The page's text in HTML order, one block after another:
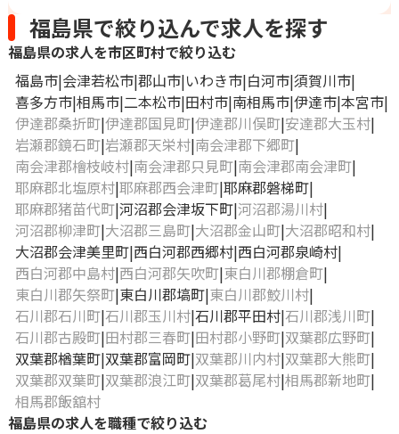
福島県で絞り込んで求人を探す
福島県の求人を市区町村で絞り込む
福島市 会津若松市 郡山市 いわき市 白河市 須賀川市
喜多方市 相馬市 二本松市 田村市 南相馬市 伊達市 本宮市
伊達郡桑折町 伊達郡国見町 伊達郡川俣町 安達郡大玉村
岩瀬郡鏡石町 岩瀬郡天栄村 南会津郡下郷町
南会津郡檜枝岐村 南会津郡只見町 南会津郡南会津町
耶麻郡北塩原村 耶麻郡西会津町 耶麻郡磐梯町
耶麻郡猪苗代町 河沼郡会津坂下町 河沼郡湯川村
河沼郡柳津町 大沼郡三島町 大沼郡金山町 大沼郡昭和村
大沼郡会津美里町 西白河郡西郷村 西白河郡泉崎村
西白河郡中島村 西白河郡矢吹町 東白川郡棚倉町
東白川郡矢祭町 東白川郡塙町 東白川郡鮫川村
石川郡石川町 石川郡玉川村 石川郡平田村 石川郡浅川町
石川郡古殿町 田村郡三春町 田村郡小野町 双葉郡広野町
双葉郡楢葉町 双葉郡富岡町 双葉郡川内村 双葉郡大熊町
双葉郡双葉町 双葉郡浪江町 双葉郡葛尾村 相馬郡新地町
相馬郡飯舘村
福島県の求人を職種で絞り込む